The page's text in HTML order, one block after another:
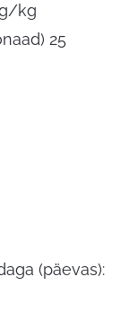
kg
25
(päevas):